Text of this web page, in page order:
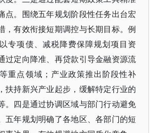
点。围绕五年规划阶段性任务出台宏
，有效衔接短期调控与长期目标。例
专项债、减税降费保障规划项目资
过定向降准、再贷款引导金融资源流
重点领域；产业政策推出阶段性补
扶持新兴产业起步，缓解特定行业的
。四是通过协调区域与部门行动避免
五年规划明确了各地区、各部门的短